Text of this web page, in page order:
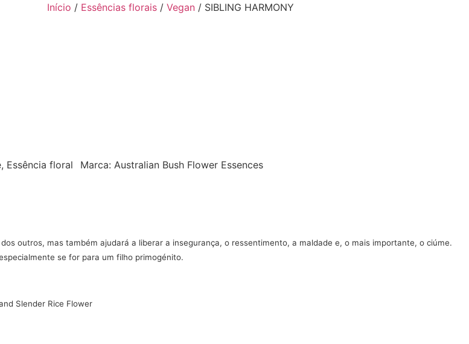
Início / Essências florais /Vegan / SIBLING HARMONY
, Essência floral Marca: Australian Bush Flower Essences
outros, mas também ajudará a liberar a insegurança, o ressentimento, a maldade e, o mais importante, o ciúme.
se for para um filho primogénito.
Slender Rice Flower